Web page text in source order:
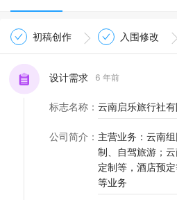
LOGO
初稿创作 入围修改
设计需求 6 年前
标志名称 ： 云南启乐旅行社有
公司简介 ： 主营业务：云南
制、自驾旅游；
定制等，酒店预
等业务